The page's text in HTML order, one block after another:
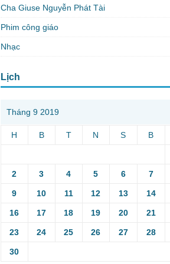
Cha Giuse Nguyễn Phát Tài
Phim công giáo
Nhạc
Lịch
Tháng 9 2019
H B T N S B
2 3 4 5 6 7
9 10 11 12 13 14
16 17 18 19 20 21
23 24 25 26 27 28
30